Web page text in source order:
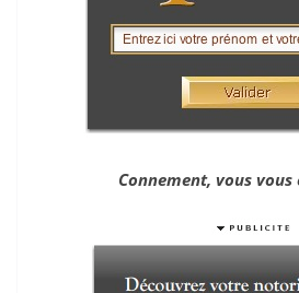
Connement, vous vous